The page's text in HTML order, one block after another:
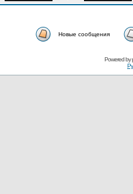
Новые сообщения
Powered by